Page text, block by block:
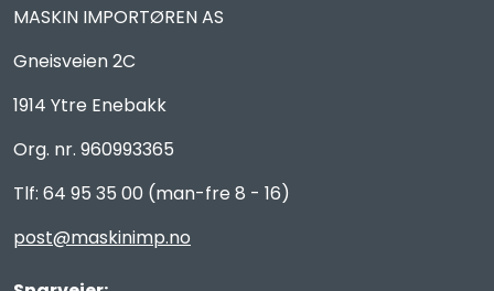
MASKIN IMPORTØREN AS
Gneisveien 2C
1914 Ytre Enebakk
Org. nr. 960993365
Tlf: 64 95 35 00 (man-fre 8 - 16)
post@maskinimp.no